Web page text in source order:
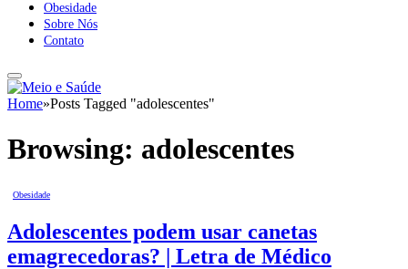
Obesidade
Sobre Nós
Contato
Home»Posts Tagged "adolescentes"
Browsing: adolescentes
Obesidade
Adolescentes podem usar canetas
emagrecedoras? | Letra de Médico